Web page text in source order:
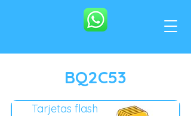
BQ2C53
Tarjetas flash